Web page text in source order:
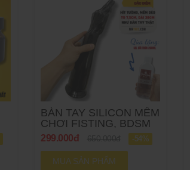
BÀN TAY SILICON MỀM
CHƠI FISTING, BDSM
299.000đ -54%
MUA SẢN PHẨM